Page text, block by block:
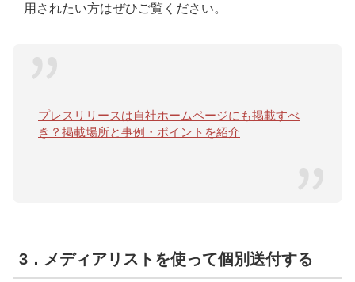
用されたい方はぜひご覧ください。
プレスリリースは自社ホームページにも掲載すべ
き？掲載場所と事例・ポイントを紹介
3．メディアリストを使って個別送付する